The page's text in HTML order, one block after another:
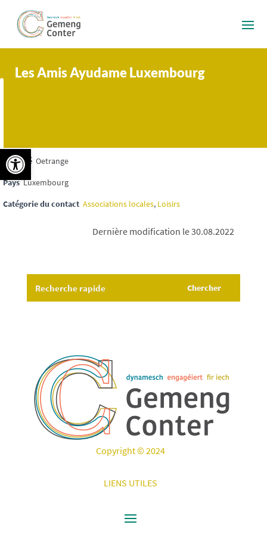
Les Amis Ayudame Luxembourg
Localité Oetrange
Pays Luxembourg
Catégorie du contact Associations locales, Loisirs
Dernière modification le 30.08.2022
Copyright © 2024
LIENS UTILES
Ouvrir la barre d’outils